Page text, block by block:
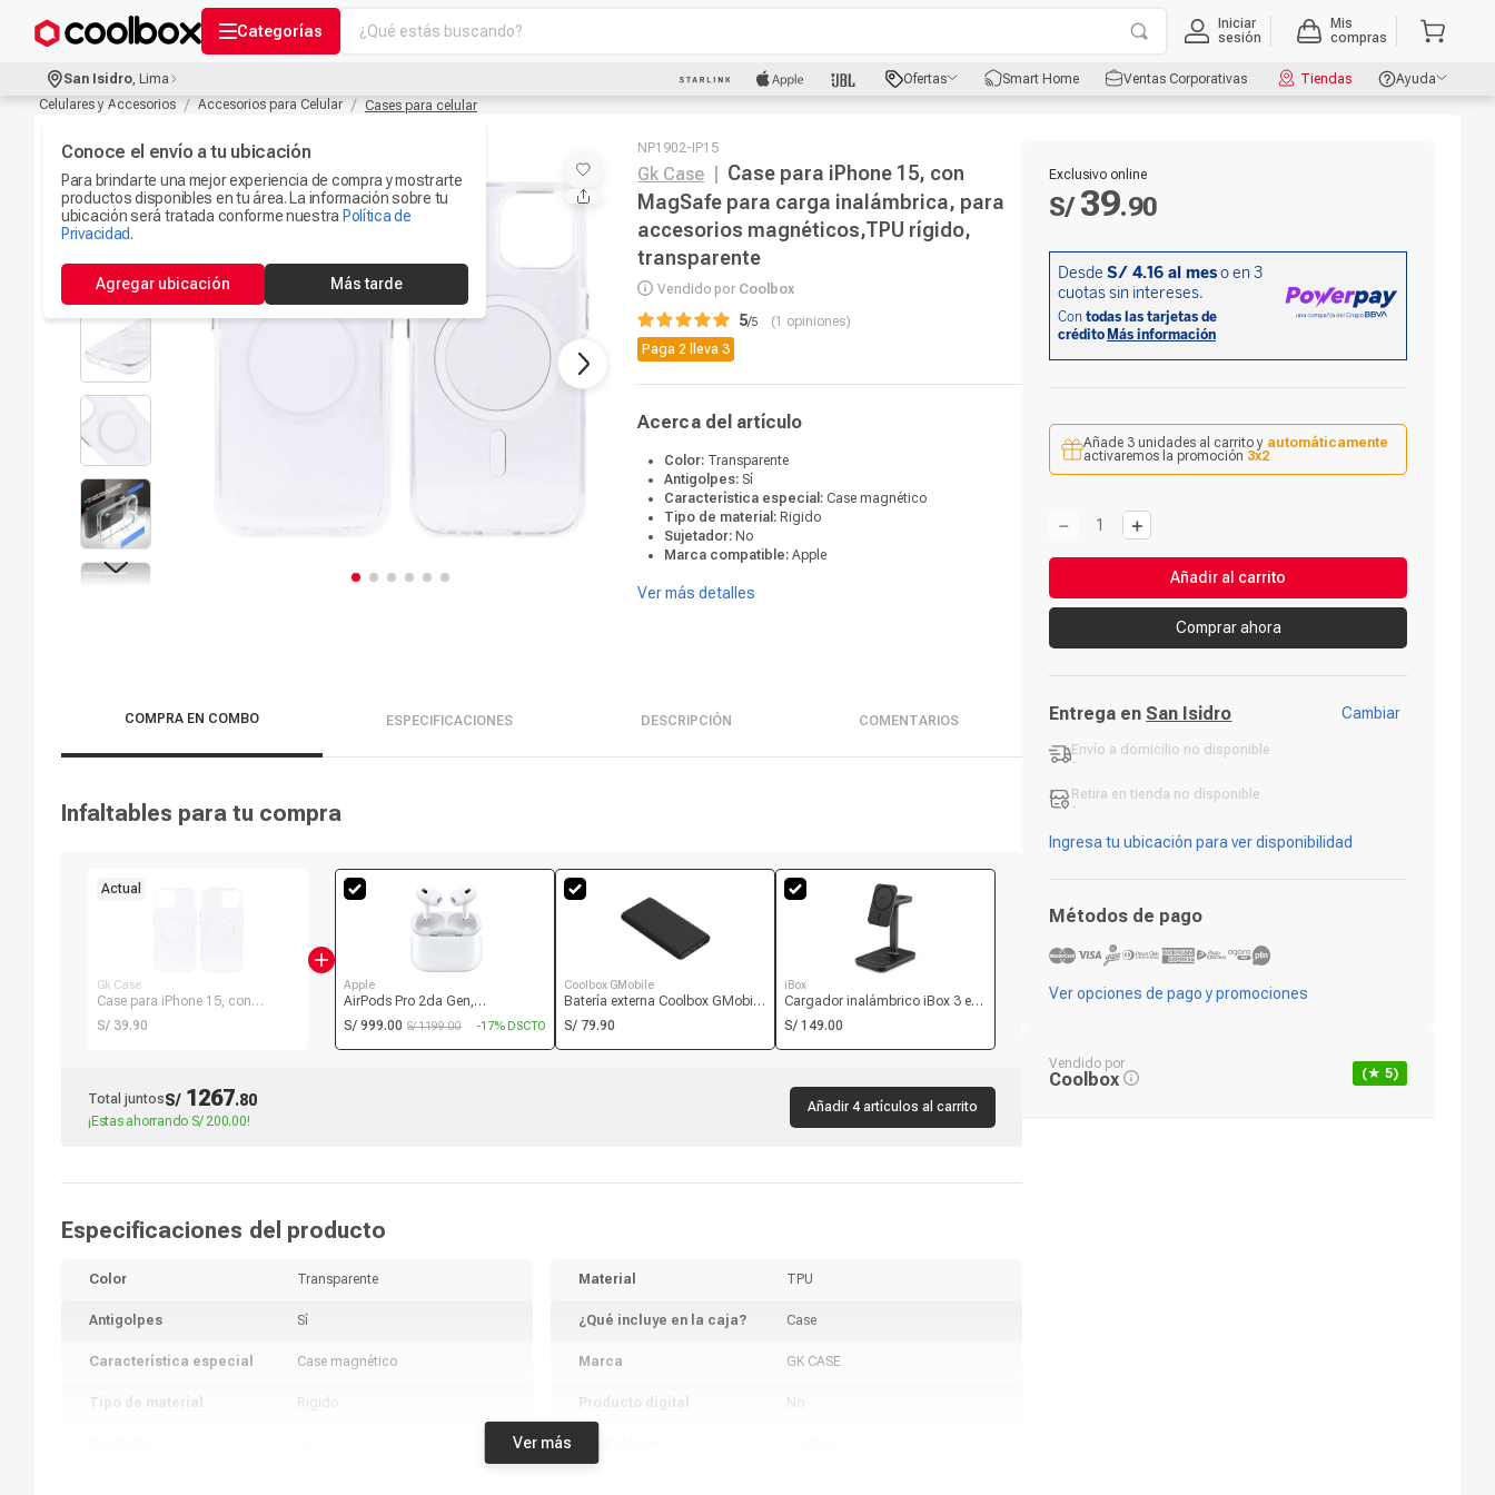
Categorías
¿Qué estás buscando?
1.
Audífonos Con Bluetooth
3.
Ipad
Iphone 17
Camaras Seguridad
Microfono
Parlantes Bluetooth
Accesorios Computo
Iniciar
sesión
Mis
compras
San Isidro, Lima
Conoce el envío a tu ubicación
Para brindarte una mejor experiencia de compra y mostrarte
productos disponibles en tu área. La información sobre tu
ubicación será tratada conforme nuestra Política de
Privacidad.
Agregar ubicación Más tarde
Ofertas Smart Home Ventas Corporativas Tiendas
Ayuda
Celulares y Accesorios
Accesorios para Celular Cases para celular
NP1902-IP15
Gk Case
Case para iPhone 15, con
MagSafe para carga inalámbrica, para
accesorios magnéticos,TPU rígido,
transparente
Vendido por Coolbox
5/ 1 opiniones
Paga 2 lleva 3
Acerca del artículo
Color: Transparente
Antigolpes: Sí
Característica especial:Case magnético
Tipo de material: Rigido
Sujetador: No
Marca compatible:Apple
Ver más detalles
COMPRA EN COMBO ESPECIFICACIONES DESCRIPCIÓN COMENTARIOS
Infaltables para tu compra
Actual
Gk Case
Case para iPhone 15, con
MagSafe para carga
S/ 39.90
Apple
AirPods Pro 2da Gen,
cancelación de ruido, resistente
horas con estuche de carga,
S/ 999.00 S/ 1199.00 -17% DSCTO
Coolbox GMobile
Batería externa Coolbox GMobile
10000 mAh, 18W, puerto usb y
S/ 79.90
iBox
Cargador inalámbrico iBox 3 en
1, 15W, para iphone, apple watch
S/ 149.00
Total juntosS/ 1267.80
¡Estas ahorrando S/ 200.00!
Añadir 4 artículos al carrito
Especificaciones del producto
Color Transparente
Antigolpes Sí
Característica especial Case magnético
Tipo de material Rigido
Material TPU
¿Qué incluye en la caja? Case
Marca GK CASE
Producto digital No
Ver más
Exclusivo online
S/ 39.90
Añade 3 unidades al carrito y automáticamente
activaremos la promoción 3x2
＋
－
Añadir al carrito
Comprar ahora
Entrega en San Isidro Cambiar
Envío a domicilio no disponible
-
Retira en tienda no disponible
-
Ingresa tu ubicación para ver disponibilidad
Métodos de pago
Ver opciones de pago y promociones
Vendido por
Coolbox (★ 5)